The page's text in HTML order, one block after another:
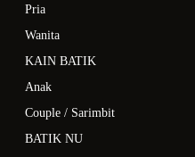
Pria
Wanita
KAIN BATIK
Anak
Couple / Sarimbit
BATIK NU